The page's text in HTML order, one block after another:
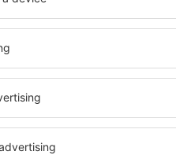
2 nopți
hoteluri în Olomouc